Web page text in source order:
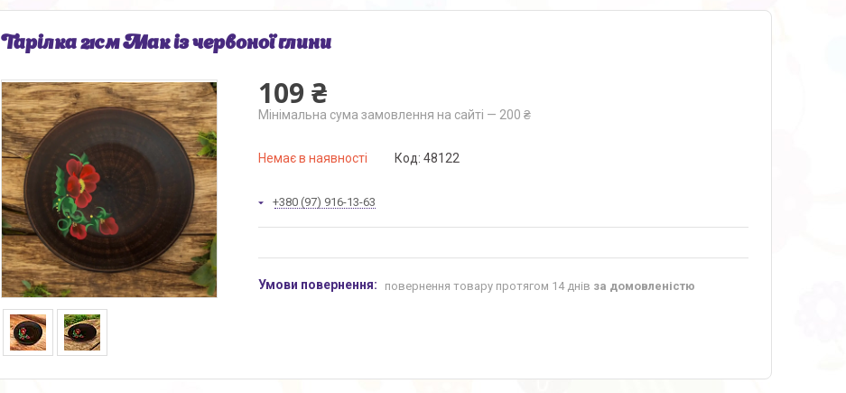
Тарілка 21см Мак із червоної глини
109 ₴
Мінімальна сума замовлення на сайті — 200 ₴
Немає в наявності Код: 48122
+380 (97) 916-13-63
повернення товару протягом 14 днів за домовленістю